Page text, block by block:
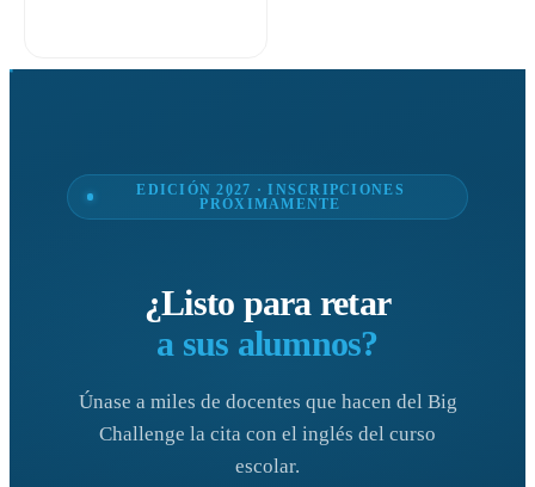
EDICIÓN 2027 · INSCRIPCIONES
PRÓXIMAMENTE
¿Listo para retar
a sus alumnos?
Únase a miles de docentes que hacen del Big
Challenge la cita con el inglés del curso
escolar.